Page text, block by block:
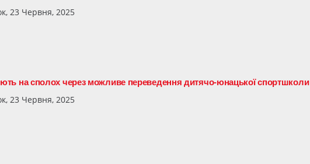
23 Червня, 2025
на сполох через можливе переведення дитячо-юнацької спортшколи
23 Червня, 2025